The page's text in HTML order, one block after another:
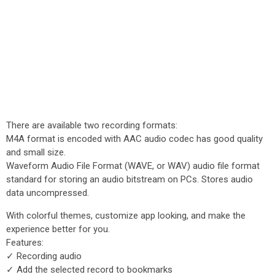
There are available two recording formats:
M4A format is encoded with AAC audio codec has good quality
and small size.
Waveform Audio File Format (WAVE, or WAV) audio file format
standard for storing an audio bitstream on PCs. Stores audio
data uncompressed.
With colorful themes, customize app looking, and make the
experience better for you.
Features:
✓ Recording audio
✓ Add the selected record to bookmarks